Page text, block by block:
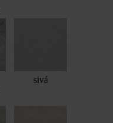
sivá